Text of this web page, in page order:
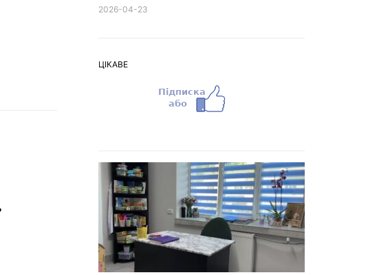
2026-04-23
ЦІКАВЕ